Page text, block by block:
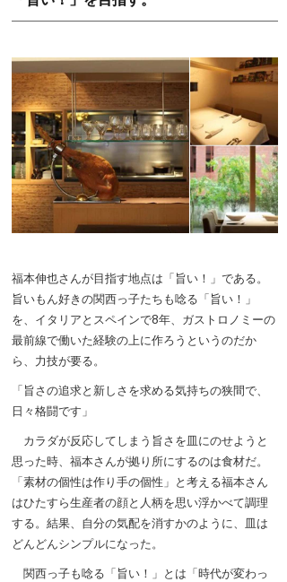
福本伸也さんが目指す地点は「旨い！」である。
旨いもん好きの関西っ子たちも唸る「旨い！」
を、イタリアとスペインで8年、ガストロノミーの
最前線で働いた経験の上に作ろうというのだか
ら、力技が要る。
「旨さの追求と新しさを求める気持ちの狭間で、
日々格闘です」
カラダが反応してしまう旨さを皿にのせようと
思った時、福本さんが拠り所にするのは食材だ。
「素材の個性は作り手の個性」と考える福本さん
はひたすら生産者の顔と人柄を思い浮かべて調理
する。結果、自分の気配を消すかのように、皿は
どんどんシンプルになった。
関西っ子も唸る「旨い！」とは「時代が変わっ